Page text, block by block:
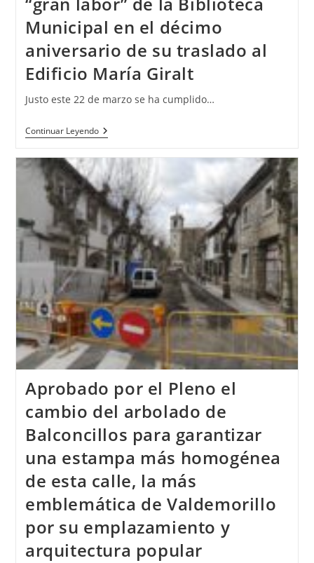
Municipal en el décimo
aniversario de su traslado al
Edificio María Giralt
Justo este 22 de marzo se ha cumplido…
Continuar Leyendo
Aprobado por el Pleno el
cambio del arbolado de
Balconcillos para garantizar
una estampa más homogénea
de esta calle, la más
emblemática de Valdemorillo
por su emplazamiento y
arquitectura popular